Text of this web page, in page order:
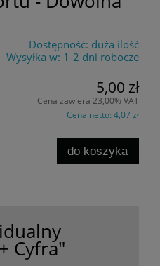
Dostępność: duża ilość
Wysyłka w: 1-2 dni robocze
5,00 zł
Cena zawiera 23,00% VAT
Cena netto: 4,07 zł
do koszyka
Cyfra"